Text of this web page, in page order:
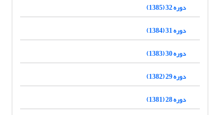
دوره 32 (1385)
دوره 31 (1384)
دوره 30 (1383)
دوره 29 (1382)
دوره 28 (1381)